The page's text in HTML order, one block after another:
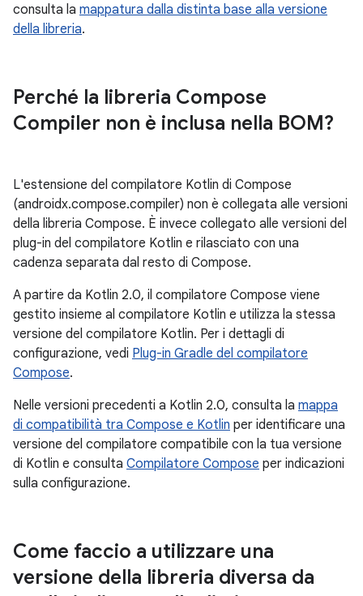
consulta la mappatura dalla distinta base alla versione
della libreria.
Perché la libreria Compose
Compiler non è inclusa nella BOM?
L'estensione del compilatore Kotlin di Compose
(androidx.compose.compiler) non è collegata alle versioni
della libreria Compose. È invece collegato alle versioni del
plug-in del compilatore Kotlin e rilasciato con una
cadenza separata dal resto di Compose.
A partire da Kotlin 2.0, il compilatore Compose viene
gestito insieme al compilatore Kotlin e utilizza la stessa
versione del compilatore Kotlin. Per i dettagli di
configurazione, vedi Plug-in Gradle del compilatore
Compose.
Nelle versioni precedenti a Kotlin 2.0, consulta la mappa
di compatibilità tra Compose e Kotlin per identificare una
versione del compilatore compatibile con la tua versione
di Kotlin e consulta Compilatore Compose per indicazioni
sulla configurazione.
Come faccio a utilizzare una
versione della libreria diversa da